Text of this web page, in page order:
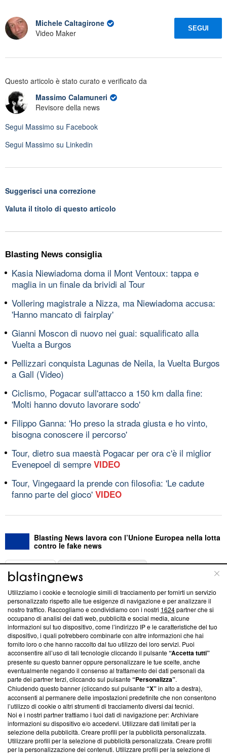
Michele Caltagirone
Video Maker
SEGUI
Questo articolo è stato curato e verificato da
Massimo Calamuneri
Revisore della news
Segui Massimo su Facebook
Segui Massimo su Linkedin
Suggerisci una correzione
Valuta il titolo di questo articolo
Blasting News consiglia
Kasia Niewiadoma doma il Mont Ventoux: tappa e
maglia in un finale da brividi al Tour
Vollering magistrale a Nizza, ma Niewiadoma accusa:
'Hanno mancato di fairplay'
Gianni Moscon di nuovo nei guai: squalificato alla
Vuelta a Burgos
Pellizzari conquista Lagunas de Neila, la Vuelta Burgos
a Gall (Video)
Ciclismo, Pogacar sull'attacco a 150 km dalla fine:
'Molti hanno dovuto lavorare sodo'
Filippo Ganna: 'Ho preso la strada giusta e ho vinto,
bisogna conoscere il percorso'
Tour, dietro sua maestà Pogacar per ora c'è il miglior
Evenepoel di sempre VIDEO
Tour, Vingegaard la prende con filosofia: 'Le cadute
fanno parte del gioco' VIDEO
Blasting News lavora con l’Unione Europea nella lotta
contro le fake news
ABOUT
Questa sezione offre informazioni trasparenti su Blasting
News, sui nostri processi editoriali e su come ci impegniamo a
creare news di qualità. Inoltre, afferma la nostra aderenza a
‘Trust Project - News with Integrity’Blasting News non è
ancora membro del programma, ma ha richiesto di farne
parte; Trust Project non ha ancora effettuato una verifica di
conformità agli standard.
Su di noi
Team editoriale
Corporate
Redazione
Utilizziamo i cookie e tecnologie simili di tracciamento per fornirti un servizio
personalizzato rispetto alle tue esigenze di navigazione e per analizzare il
nostro traffico. Raccogliamo e condividiamo con i nostri 1624partner che si
occupano di analisi dei dati web, pubblicità e social media, alcune
informazioni sul tuo dispositivo, come l’indirizzo IP e le caratteristiche del tuo
dispositivo, i quali potrebbero combinarle con altre informazioni che hai
fornito loro o che hanno raccolto dal tuo utilizzo dei loro servizi. Puoi
acconsentire all’uso di tali tecnologie cliccando il pulsante“Accetta tutti”
presente su questo banner oppure personalizzare le tue scelte, anche
eventualmente negando il consenso al trattamento dei dati personali da
parte dei partner terzi, cliccando sul pulsante“Personalizza”.
Chiudendo questo banner (cliccando sul pulsante“X”in alto a destra),
acconsenti al permanere delle impostazioni predefinite che non consentono
l’utilizzo di cookie o altri strumenti di tracciamento diversi dai tecnici.
Noi e i nostri partner trattiamo i tuoi dati di navigazione per: Archiviare
informazioni su dispositivo e/o accedervi. Utilizzare dati limitati per la
selezione della pubblicità. Creare profili per la pubblicità personalizzata.
Utilizzare profili per la selezione di pubblicità personalizzata. Creare profili
per la personalizzazione dei contenuti. Utilizzare profili per la selezione di